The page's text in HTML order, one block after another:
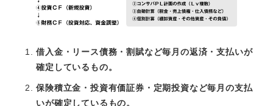
借入金・リース債務・割賦など毎月の返済・支払いが
確定しているもの。
保険積立金・投資有価証券・定期投資など毎月の支払
いが確定しているもの。